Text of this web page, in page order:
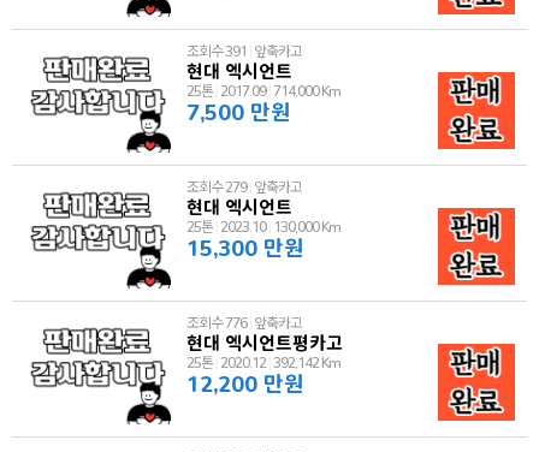
조회수 391 앞축카고
현대 엑시언트
25톤 2017.09 714,000 Km
7,500 만원
조회수 279 앞축카고
현대 엑시언트
25톤 2023.10 130,000 Km
15,300 만원
조회수 776 앞축카고
현대 엑시언트평카고
25톤 2020.12 392,142 Km
12,200 만원